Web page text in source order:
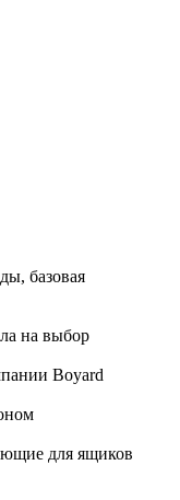
базовая
на выбор
Boyard
для ящиков